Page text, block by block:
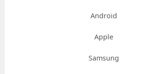
Android
Apple
Samsung